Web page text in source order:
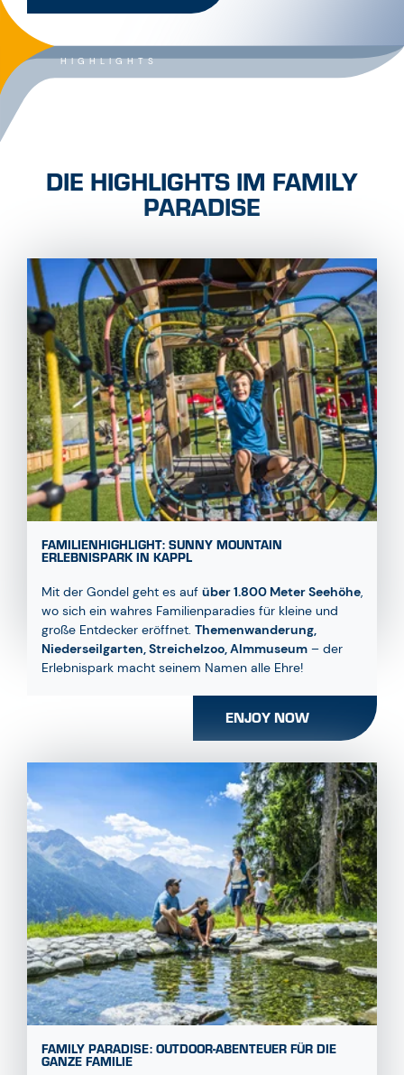
HIGHLIGHTS
DIE HIGHLIGHTS IM FAMILY
PARADISE
FAMILIENHIGHLIGHT: SUNNY MOUNTAIN
ERLEBNISPARK IN KAPPL
Mit der Gondel geht es auf über 1.800 Meter Seehöhe,
wo sich ein wahres Familienparadies für kleine und
große Entdecker eröffnet. Themenwanderung,
Niederseilgarten, Streichelzoo, Almmuseum – der
Erlebnispark macht seinem Namen alle Ehre!
ENJOY NOW
FAMILY PARADISE: OUTDOOR-ABENTEUER FÜR DIE
GANZE FAMILIE